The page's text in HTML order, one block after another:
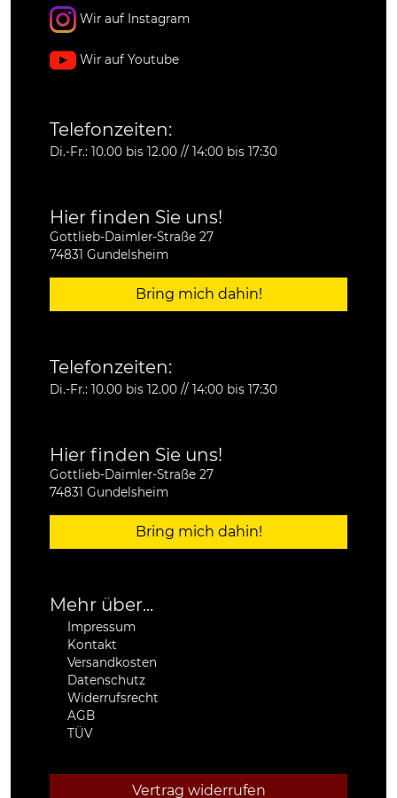
Wir auf Instagram
Wir auf Youtube
Telefonzeiten:
Di.-Fr.: 10.00 bis 12.00 // 14:00 bis 17:30
Hier finden Sie uns!
Gottlieb-Daimler-Straße 27
74831 Gundelsheim
Bring mich dahin!
Telefonzeiten:
Di.-Fr.: 10.00 bis 12.00 // 14:00 bis 17:30
Hier finden Sie uns!
Gottlieb-Daimler-Straße 27
74831 Gundelsheim
Bring mich dahin!
Mehr über...
Impressum
Kontakt
Versandkosten
Datenschutz
Widerrufsrecht
AGB
TÜV
Vertrag widerrufen